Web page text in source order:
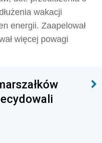
wakacji
energii. Zaapelował
więcej powagi